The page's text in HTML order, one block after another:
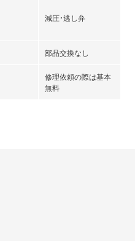
減圧・逃し弁
部品交換なし
修理依頼の際は基本
無料